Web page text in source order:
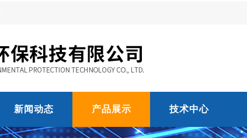
新闻动态 产品展示 技术中心